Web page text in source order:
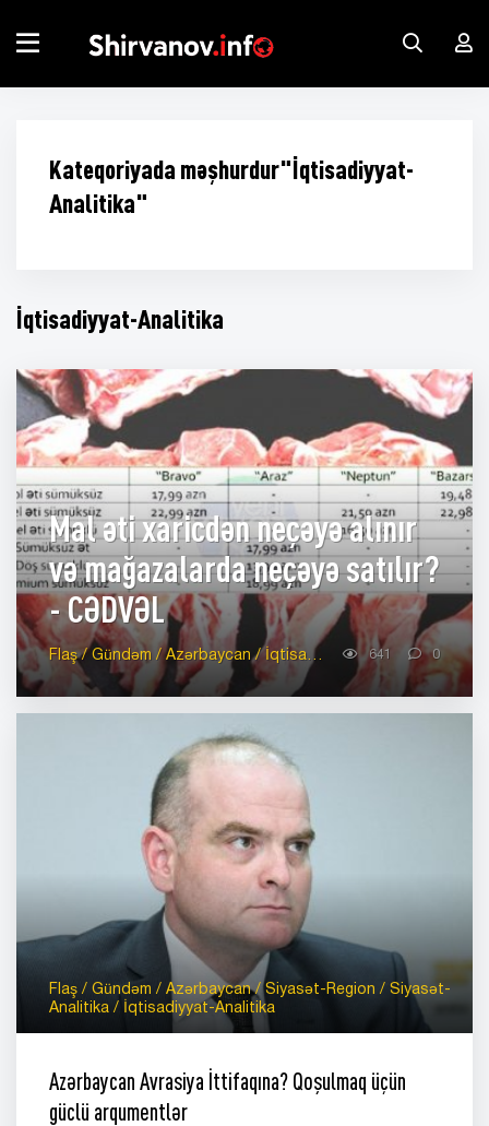
Kateqoriyada məşhurdur"İqtisadiyyat-
Analitika"
İqtisadiyyat-Analitika
Mal əti xaricdən neçəyə alınır
və mağazalarda neçəyə satılır?
- CƏDVƏL
Flaş / Gündəm / Azərbaycan / İqtisadiyyat-Azərbaycan / İqtisadiyyat-Analitika / Cəmiyyət-Səhiyyə 641 0
Flaş / Gündəm / Azərbaycan / Siyasət-Region / Siyasət-
Analitika / İqtisadiyyat-Analitika
Azərbaycan Avrasiya İttifaqına? Qoşulmaq üçün
güclü arqumentlər